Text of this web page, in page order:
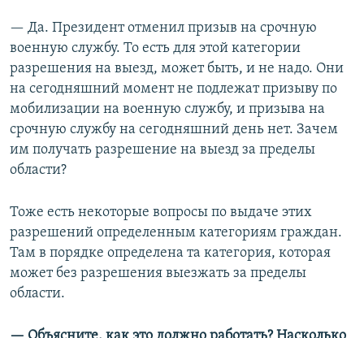
— Да. Президент отменил призыв на срочную
военную службу. То есть для этой категории
разрешения на выезд, может быть, и не надо. Они
на сегодняшний момент не подлежат призыву по
мобилизации на военную службу, и призыва на
срочную службу на сегодняшний день нет. Зачем
им получать разрешение на выезд за пределы
области?
Тоже есть некоторые вопросы по выдаче этих
разрешений определенным категориям граждан.
Там в порядке определена та категория, которая
может без разрешения выезжать за пределы
области.